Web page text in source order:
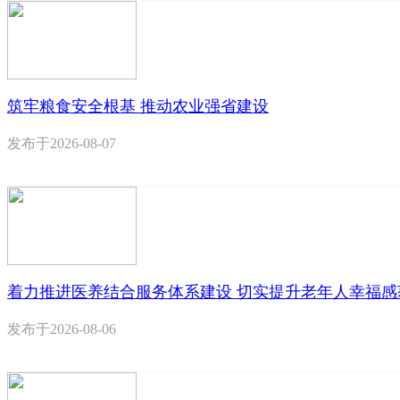
筑牢粮食安全根基 推动农业强省建设
发布于2026-08-07
着力推进医养结合服务体系建设 切实提升老年人幸福
发布于2026-08-06